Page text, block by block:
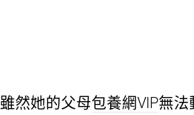
雖然她的父母包養網VIP無法